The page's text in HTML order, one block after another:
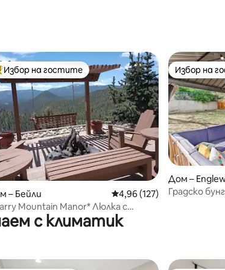
от 5, 493 отзива
от 5, 113 отзива
популярен избор на гостите
Избор на гостите
– Бейли Средна оценка: 4,96 от 5,
4,96 (127)
Mountain Manor* Люлка с
изглед, веранди, спа
Избор на
Избор на
Дом –
Градско
с климатик